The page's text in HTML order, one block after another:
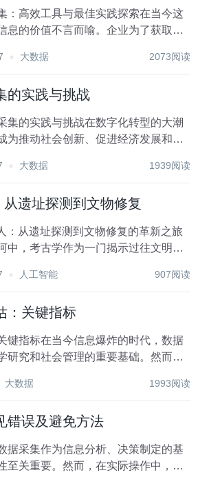
：高效工具与最佳实践探索在当今这
息的价值不言而喻。企业为了获取竞
程中的关键环节，不仅能够显著提高
大数据 2073阅读
的实践与挑战
集的实践与挑战在数字化转型的大潮
为推动社会创新、促进经济发展和提
激发市场活力，鼓励公民参与社会治
大数据 1939阅读
遗址探测到文物修复
：从遗址探测到文物修复的革新之旅
中，考古学作为一门揭示过往文明奥
临的挑战日益凸显：遗址环境复杂多
人工智能 907阅读
：关键指标
键指标在当今信息爆炸的时代，数据
研究和社会管理的重要基础。然而，
洞察，助力科学发现，优化社会治
大数据 1993阅读
错误及避免方法
据采集作为信息分析、决策制定的基
至关重要。然而，在实际操作中，数